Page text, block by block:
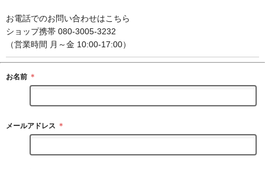
お電話でのお問い合わせはこちら
ショップ携帯 080-3005-3232
（営業時間 月～金 10:00-17:00）
お名前 ＊
メールアドレス ＊